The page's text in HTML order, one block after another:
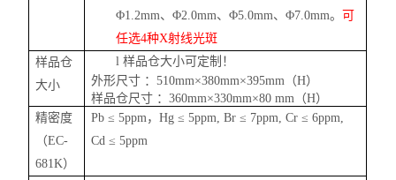
Φ1.2mm、Φ2.0mm、Φ5.0mm、Φ7.0mm。
可
任选4种X射线光斑
样品仓
大小
l样品仓大小可定制！
外形尺寸 ：510mm×380mm×395mm （H）
样品仓尺寸 ：360mm×330mm×80 mm （H）
精密度
（EC-
681K）
Pb≤ 5ppm，Hg≤ 5ppm, Br≤ 7ppm, Cr≤ 6ppm,
Cd≤ 5ppm